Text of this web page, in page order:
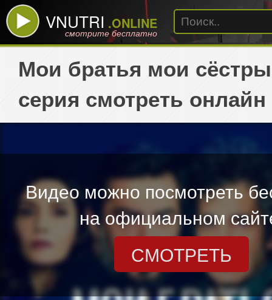
VNUTRI .ONLINE
смотрите бесплатно
Мои братья мои
серия смотреть онлайн
Видео можно посмотреть
на официальном
СМОТРЕТЬ